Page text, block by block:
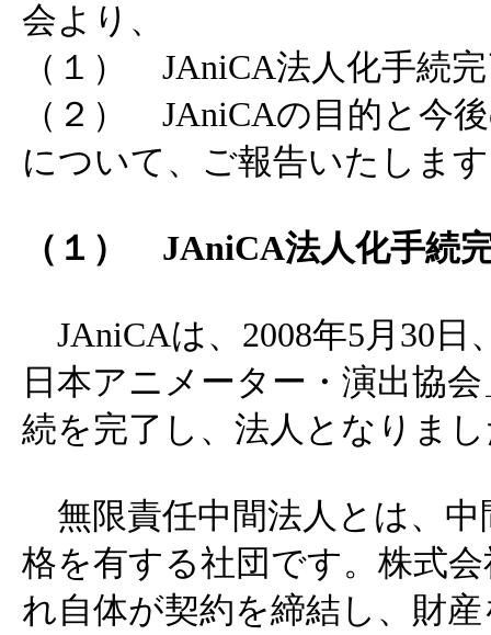
会より、
（１） JAniCA法人化手続
（２） JAniCAの目的と今
について、ご報告いたしま
（１） JAniCA法人化手続
JAniCAは、2008年5月30日
日本アニメーター・演出協
続を完了し、法人となりま
無限責任中間法人とは、中
格を有する社団です。株式
れ自体が契約を締結し、財